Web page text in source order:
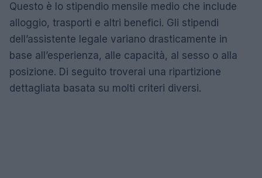
Questo è lo stipendio mensile medio che include
alloggio, trasporti e altri benefici. Gli stipendi
dell’assistente legale variano drasticamente in
base all’esperienza, alle capacità, al sesso o alla
posizione. Di seguito troverai una ripartizione
dettagliata basata su molti criteri diversi.